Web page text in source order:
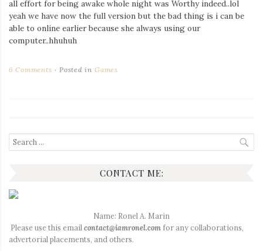
all effort for being awake whole night was Worthy indeed..lol
yeah we have now the full version but the bad thing is i can be
able to online earlier because she always using our
computer..hhuhuh
6 Comments Posted in Games
Search
for:
CONTACT ME:
Name: Ronel A. Marin
Please use this email contact@iamronel.com for any collaborations,
advertorial placements, and others.